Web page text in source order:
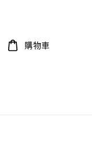
購物車